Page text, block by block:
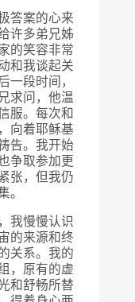
答案的心来
许多弟兄姊
的笑容非常
和我谈起关
段时间，
求问，他温
服。每次和
向着耶稣基
告。我开始
争取参加更
张，但我仍
我慢慢认识
的来源和终
关系。我的
，原有的虚
和舒畅所替